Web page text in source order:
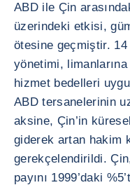
ABD ile Çin
üzerindeki etkisi,
ötesine geçmiştir.
yönetimi,
hizmet bedelleri
ABD tersanelerinin
aksine, Çin’in
giderek artan hakim
gerekçelendirildi.
payını 1999’daki